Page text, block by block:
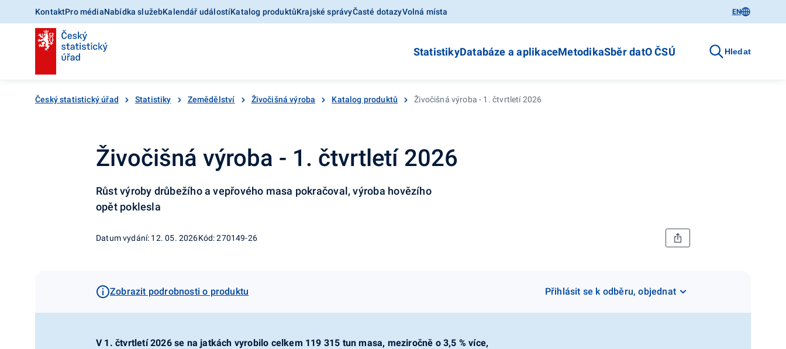
KontaktPro médiaNabídka služebKalendář událostíKatalog produktůKrajské správyČasté dotazyVolná místa EN
StatistikyDatabáze a aplikaceMetodikaSběr datO ČSÚ Hledat
Český statistický úřad Statistiky Zemědělství Živočišná výroba Katalog produktů Živočišná výroba - 1. čtvrtletí 2026
Živočišná výroba - 1. čtvrtletí 2026
Růst výroby drůbežího a vepřového masa pokračoval, výroba hovězího
opět poklesla
Datum vydání: 12. 05. 2026Kód: 270149-26
Zobrazit podrobnosti o produktu Přihlásit se k odběru, objednat
V 1. čtvrtletí 2026 se na jatkách vyrobilo celkem 119 315 tun masa, meziročně o 3,5 % více,